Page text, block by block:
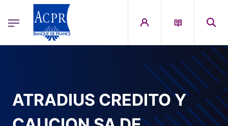
ACPR Menu Principal (French)
ATRADIUS CREDITO Y